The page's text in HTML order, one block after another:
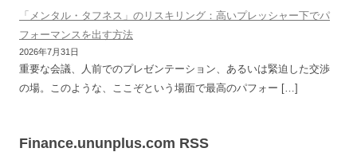
「メンタル・タフネス」のリスキリング：高いプレッシャー下でパ
フォーマンスを出す方法
2026年7月31日
重要な会議、人前でのプレゼンテーション、あるいは緊迫した交渉
の場。このような、ここぞという場面で最高のパフォー […]
Finance.ununplus.com RSS